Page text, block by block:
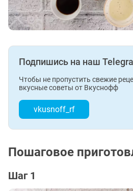
Подпишись на наш
Чтобы не пропустить свежие
вкусные советы от Вкуснофф
vkusnoff_rf
Пошаговое
Шаг 1